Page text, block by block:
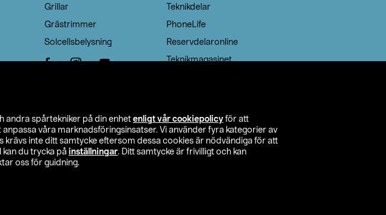
andra spårtekniker på din enhet enligt vår cookiepolicy för att
våra marknadsföringsinsatser. Vi använder fyra kategorier av
inte ditt samtycke eftersom dessa cookies är nödvändiga för att
kan du trycka på inställningar. Ditt samtycke är frivilligt och kan
oss för guidning.
Grillar
Grästrimmer
Solcellsbelysning
Teknikdelar
PhoneLife
Reservdelaronline
Teknikmagasinet